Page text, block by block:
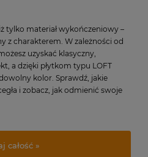
tylko materiał wykończeniowy –
z charakterem. W zależności od
uzyskać klasyczny,
a dzięki płytkom typu LOFT
kolor. Sprawdź, jakie
i zobacz, jak odmienić swoje
całość »